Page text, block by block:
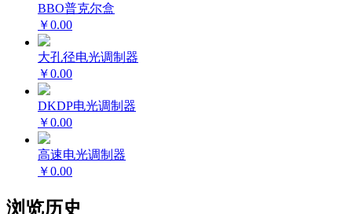
BBO普克尔盒
￥0.00
大孔径电光调制器
￥0.00
DKDP电光调制器
￥0.00
高速电光调制器
￥0.00
浏览历史